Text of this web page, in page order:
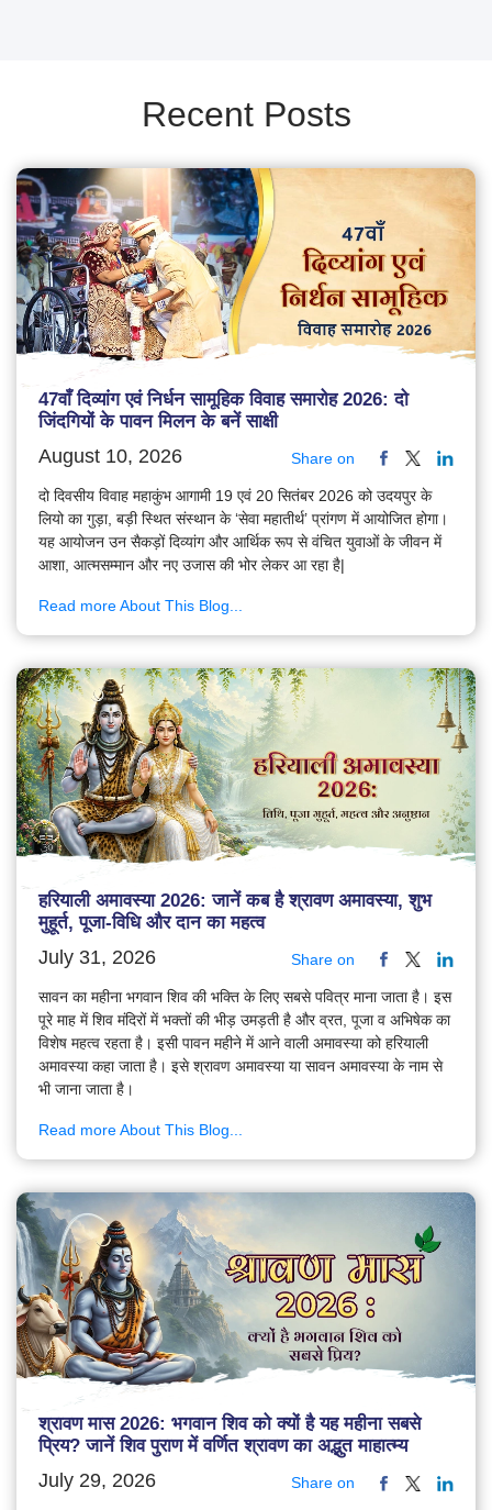
Recent Posts
47वाँ दिव्यांग एवं निर्धन सामूहिक विवाह समारोह 2026: दो
जिंदगियों के पावन मिलन के बनें साक्षी
August 10, 2026 Share on
दो दिवसीय विवाह महाकुंभ आगामी 19 एवं 20 सितंबर 2026 को उदयपुर के
लियो का गुड़ा, बड़ी स्थित संस्थान के ‘सेवा महातीर्थ’ प्रांगण में आयोजित होगा।
यह आयोजन उन सैकड़ों दिव्यांग और आर्थिक रूप से वंचित युवाओं के जीवन में
आशा, आत्मसम्मान और नए उजास की भोर लेकर आ रहा है|
Read more About This Blog...
हरियाली अमावस्या 2026: जानें कब है श्रावण अमावस्या, शुभ
मुहूर्त, पूजा-विधि और दान का महत्व
July 31, 2026 Share on
सावन का महीना भगवान शिव की भक्ति के लिए सबसे पवित्र माना जाता है। इस
पूरे माह में शिव मंदिरों में भक्तों की भीड़ उमड़ती है और व्रत, पूजा व अभिषेक का
विशेष महत्व रहता है। इसी पावन महीने में आने वाली अमावस्या को हरियाली
अमावस्या कहा जाता है। इसे श्रावण अमावस्या या सावन अमावस्या के नाम से
भी जाना जाता है।
Read more About This Blog...
श्रावण मास 2026: भगवान शिव को क्यों है यह महीना सबसे
प्रिय? जानें शिव पुराण में वर्णित श्रावण का अद्भुत माहात्म्य
July 29, 2026 Share on